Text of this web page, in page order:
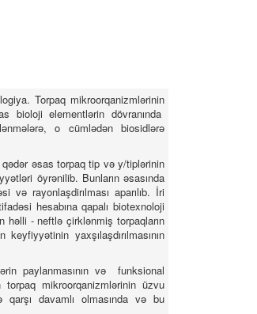
Torpaq mikroorqanizmlərinin
bioloji elementlərin dövranında
o cümlədən biosidlərə
əsas torpaq tip və y/tiplərinin
öyrənilib. Bunların əsasında
və rayonlaşdirılması aparılıb. İri
hesabına qapalı biotexnoloji
həlli - neftlə çirklənmiş torpaqların
yaxşılaşdırılmasının
paylanmasının və funksional
mikroorqanizmlərinin üzvu
davamlı olmasında və bu